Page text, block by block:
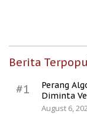
Berita
#1
Perang
Diminta
August 6,